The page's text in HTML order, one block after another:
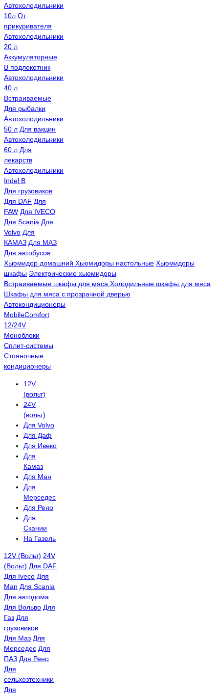
Автохолодильники
10л От
прикуривателя
Автохолодильники
20 л
Аккумуляторные
В подлокотник
Автохолодильники
40 л
Встраиваемые
Для рыбалки
Автохолодильники
50 л Для вакцин
Автохолодильники
60 л Для
лекарств
Автохолодильники
Indel B
Для грузовиков
Для DAF Для
FAW Для IVECO
Для Scania Для
Volvo Для
КАМАЗ Для МАЗ
Для автобусов
Хьюмидор домашний Хьюмидоры настольные Хьюмидоры
шкафы Электрические хьюмидоры
Встраиваемые шкафы для мяса Холодильные шкафы для мяса
Шкафы для мяса с прозрачной дверью
Автокондиционеры
MobileComfort
12/24V
Моноблоки
Сплит-системы
Стояночные
кондиционеры
12V
(вольт)
24V
(вольт)
Для Volvo
Для Даф
Для Ивеко
Для
Камаз
Для Ман
Для
Мерседес
Для Рено
Для
Скании
На Газель
12V (Вольт) 24V
(Вольт) Для DAF
Для Iveco Для
Man Для Scania
Для автодома
Для Вольво Для
Газ Для
грузовиков
Для Маз Для
Мерседес Для
ПАЗ Для Рено
Для
сельхозтехники
Для